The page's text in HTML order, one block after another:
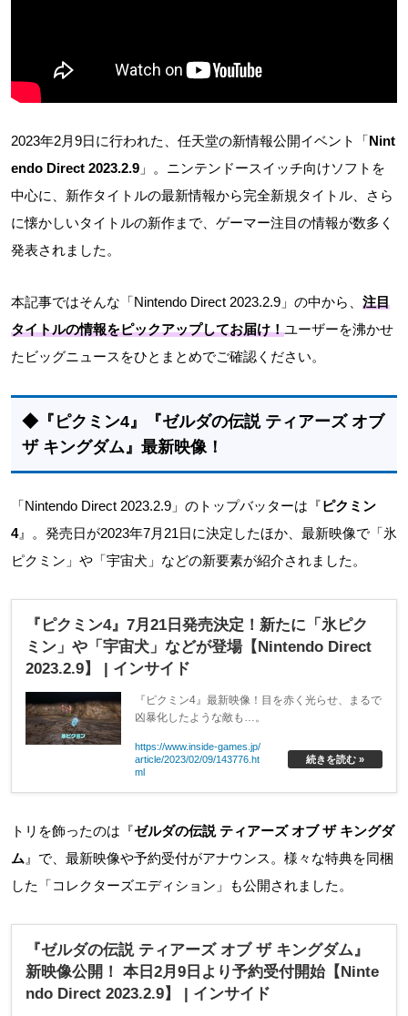
2023年2月9日に行われた、任天堂の新情報公開イベント「Nint
endo Direct 2023.2.9 」。ニンテンドースイッチ向けソフトを
中心に、新作タイトルの最新情報から完全新規タイトル、さら
に懐かしいタイトルの新作まで、ゲーマー注目の情報が数多く
発表されました。
本記事ではそんな「Nintendo Direct 2023.2.9」の中から、 注目
タイトルの情報をピックアップしてお届け！ユーザーを沸かせ
たビッグニュースをひとまとめでご確認ください。
◆『ピクミン4』『ゼルダの伝説 ティアーズ オブ
ザ キングダム』最新映像！
「Nintendo Direct 2023.2.9」のトップバッターは『ピクミン
4』。発売日が2023年7月21日に決定したほか、最新映像で「氷
ピクミン」や「宇宙犬」などの新要素が紹介されました。
『ピクミン4』7月21日発売決定！新たに「氷ピク
ミン」や「宇宙犬」などが登場【Nintendo Direct
2023.2.9】 | インサイド
『ピクミン4』最新映像！目を赤く光らせ、まるで
凶暴化したような敵も…。
https://www.inside-games.jp/
article/2023/02/09/143776.ht
ml
続きを読む »
トリを飾ったのは『ゼルダの伝説 ティアーズ オブ ザ キングダ
ム 』で、最新映像や予約受付がアナウンス。様々な特典を同梱
した「コレクターズエディション」も公開されました。
『ゼルダの伝説 ティアーズ オブ ザ キングダム』
新映像公開！ 本日2月9日より予約受付開始【Ninte
ndo Direct 2023.2.9】 | インサイド